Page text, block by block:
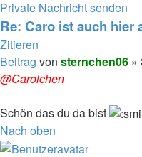
Private Nachricht senden
Re: Caro ist auch hier
Zitieren
Beitrag von sternchen06 »
@Carolchen
Schön das du da bist
Nach oben